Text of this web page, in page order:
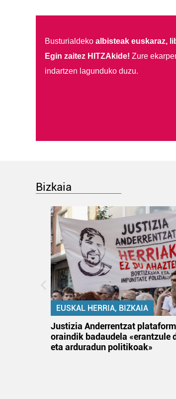
Busturialdeko albisteak euskaraz,
Egin zaitez HITZAkide! Zure
indartzen lagunduko duzu.
Bizkaia
EUSKAL HERRIA, BIZKAIA
Justizia Anderrentzat
oraindik badaudela «erantzule
eta arduradun politikoak»